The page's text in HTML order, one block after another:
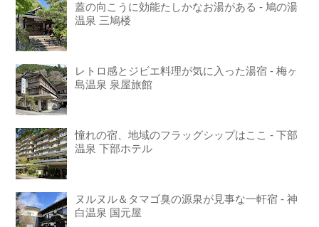
蓋の向こうに効能たしかなお湯がある - 鳩の湯
温泉 三鳩楼
レトロ感とジビエ料理が気に入った湯宿 - 梅ヶ
島温泉 泉屋旅館
憧れの宿、地域のフラッグシップはここ - 下部
温泉 下部ホテル
ヌルヌル＆タマゴ臭の源泉が見事な一軒宿 - 神
白温泉 国元屋